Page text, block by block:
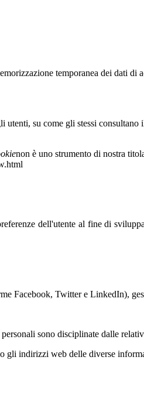
temporanea dei dati
su come gli stessi
non è uno strumento di nostra
dell'utente al fine di
Facebook, Twitter e LinkedIn),
sono disciplinate dalle
indirizzi web delle diverse